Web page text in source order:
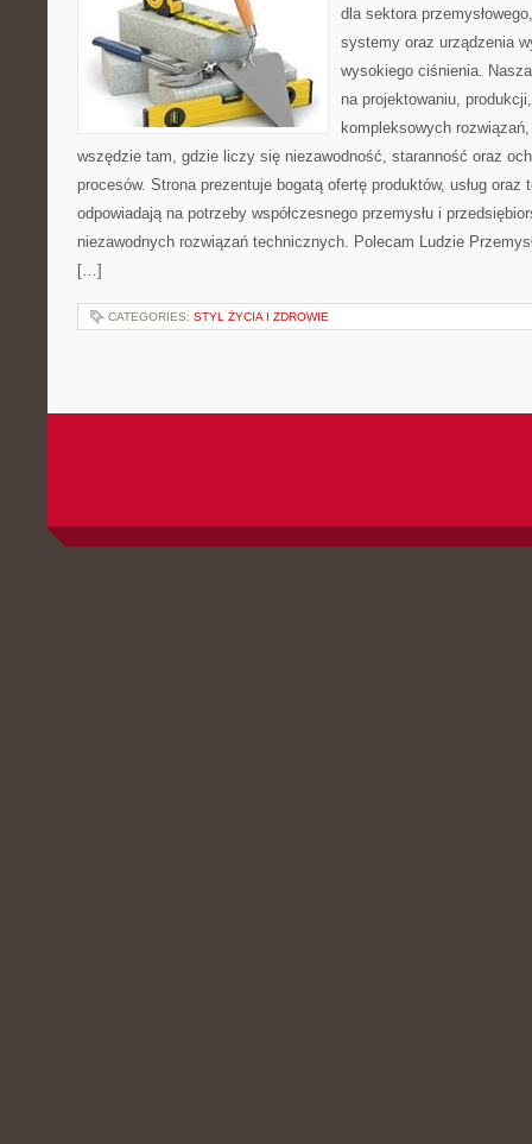
dla sektora
systemy oraz urządzenia
wysokiego ciśnienia.
na projektowaniu,
kompleksowych
wszędzie tam, gdzie liczy się niezawodność, staranność oraz
procesów. Strona prezentuje bogatą ofertę produktów, usług oraz
odpowiadają na potrzeby współczesnego przemysłu i
niezawodnych rozwiązań technicznych. Polecam Ludzie
[…]
CATEGORIES: STYL ŻYCIA I ZDROWIE